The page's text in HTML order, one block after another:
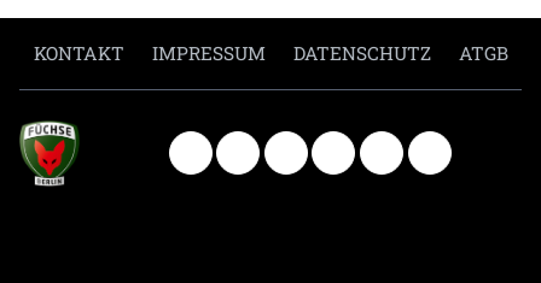
KONTAKT IMPRESSUM DATENSCHUTZ ATGB